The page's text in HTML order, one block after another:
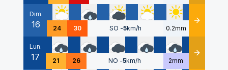
Dim.
16 24 30 SO -5km/h 0.2mm Détails
Lun.
17 21 26 NO -5km/h 2mm Détails